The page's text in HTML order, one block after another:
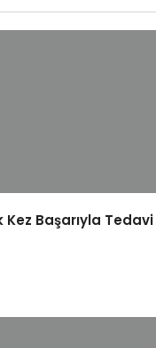
Kez Başarıyla Tedavi